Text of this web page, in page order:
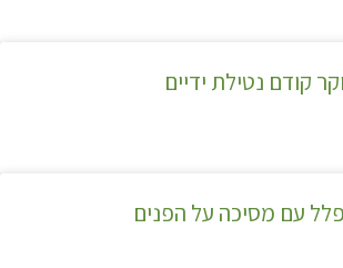
קודם נטילת ידיים
עם מסיכה על הפנים